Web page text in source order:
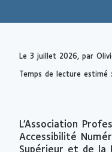
Le 3 juillet 2026, par
Temps de lecture estimé
L’Association
Accessibilité
Supérieur et de la